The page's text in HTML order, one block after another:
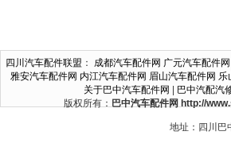
四川汽车配件联盟 ： 成都汽车配件网 广元汽车配件网
雅安汽车配件网 内江汽车配件网 眉山汽车配件网 乐
关于巴中汽车配件网
巴中汽配汽
版权所有： 巴中汽车配件网 http://
地址：四川